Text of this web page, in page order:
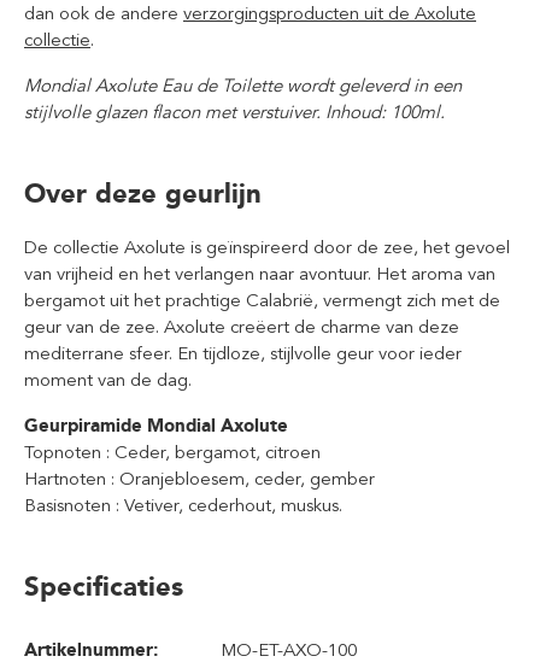
dan ook de andere verzorgingsproducten uit de Axolute
collectie.
Mondial Axolute Eau de Toilette wordt geleverd in een
stijlvolle glazen flacon met verstuiver. Inhoud: 100ml.
Over deze geurlijn
De collectie Axolute is geïnspireerd door de zee, het gevoel
van vrijheid en het verlangen naar avontuur. Het aroma van
bergamot uit het prachtige Calabrië, vermengt zich met de
geur van de zee. Axolute creëert de charme van deze
mediterrane sfeer. En tijdloze, stijlvolle geur voor ieder
moment van de dag.
Geurpiramide Mondial Axolute
Topnoten : Ceder, bergamot, citroen
Hartnoten : Oranjebloesem, ceder, gember
Basisnoten : Vetiver, cederhout, muskus.
Specificaties
Artikelnummer:
MO-ET-AXO-100